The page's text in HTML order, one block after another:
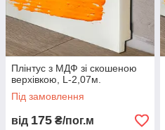
Плінтус з МДФ зі скошеною
верхівкою, L-2,07м.
Під замовлення
від 175 ₴/пог.м